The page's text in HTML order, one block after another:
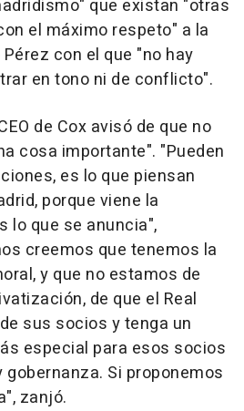
que existan "otras
el máximo respeto" a la
con el que "no hay
en tono ni de conflicto".
de Cox avisó de que no
cosa importante". "Pueden
es lo que piensan
porque viene la
lo que se anuncia",
creemos que tenemos la
y que no estamos de
de que el Real
sus socios y tenga un
especial para esos socios
Si proponemos
zanjó.